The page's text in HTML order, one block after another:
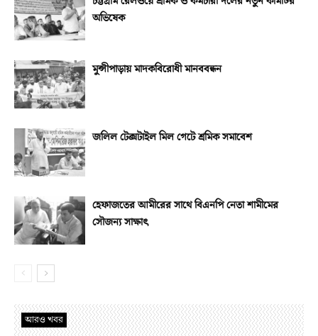
অভিষেক
মুন্সীপাড়ায় মাদকবিরোধী মানববন্ধন
জলিল টেক্সটাইল মিল গেটে শ্রমিক সমাবেশ
হেফাজতের আমীরের সাথে বিএনপি নেতা শামীমের
সৌজন্য সাক্ষাৎ
আরও খবর